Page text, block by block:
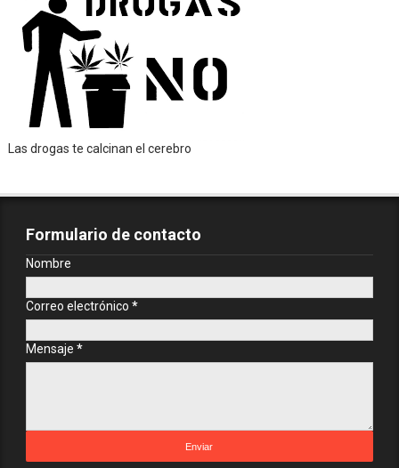
Las drogas te calcinan el cerebro
Formulario de contacto
Nombre
Correo electrónico *
Mensaje *